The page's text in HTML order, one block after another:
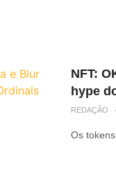
NFT:
hype
REDAÇÃO
Os